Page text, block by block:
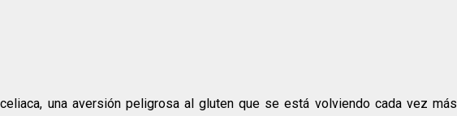
una aversión peligrosa al gluten que se está volviendo cada vez más